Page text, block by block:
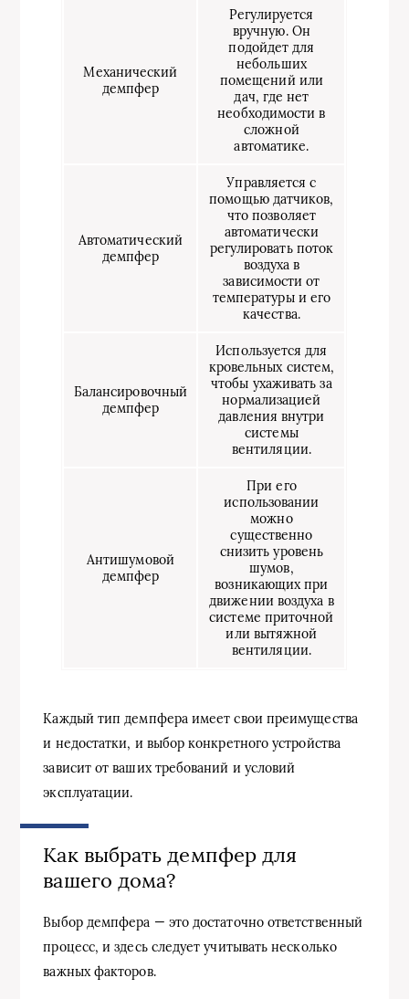
Механический
демпфер
Регулируется
вручную. Он
подойдет для
небольших
помещений или
дач, где нет
необходимости в
сложной
автоматике.
Автоматический
демпфер
Управляется с
помощью датчиков,
что позволяет
автоматически
регулировать поток
воздуха в
зависимости от
температуры и его
качества.
Балансировочный
демпфер
Используется для
кровельных систем,
чтобы ухаживать за
нормализацией
давления внутри
системы
вентиляции.
Антишумовой
демпфер
При его
использовании
можно
существенно
снизить уровень
шумов,
возникающих при
движении воздуха в
системе приточной
или вытяжной
вентиляции.
Каждый тип демпфера имеет свои преимущества
и недостатки, и выбор конкретного устройства
зависит от ваших требований и условий
эксплуатации.
Как выбрать демпфер для
вашего дома?
Выбор демпфера — это достаточно ответственный
процесс, и здесь следует учитывать несколько
важных факторов.